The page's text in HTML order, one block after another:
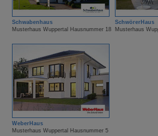
Schwabenhaus
Musterhaus Wuppertal Hausnummer 18
SchwörerHaus
Musterhaus
WeberHaus
Musterhaus Wuppertal Hausnummer 5